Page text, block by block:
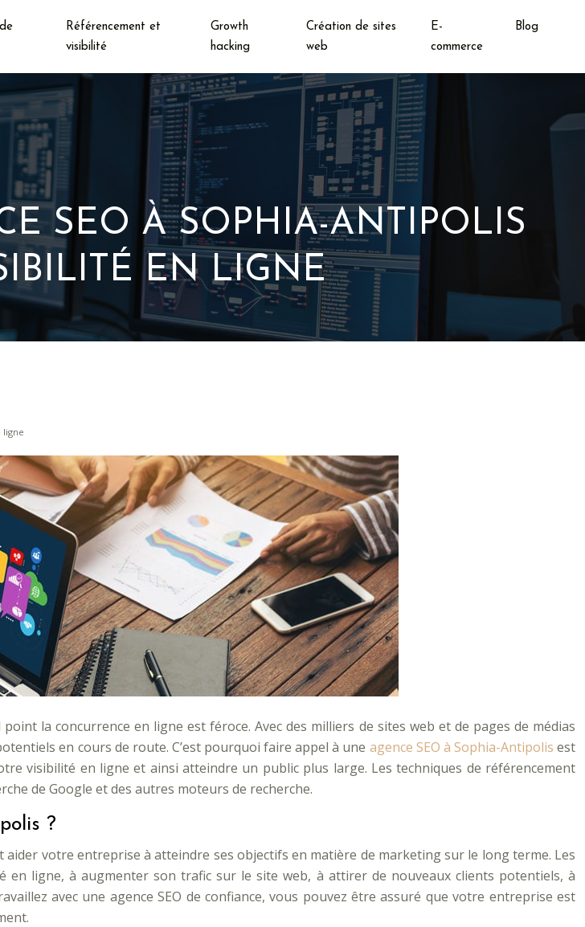
Référencement et
visibilité
Growth
hacking
Création de sites
web
E-
commerce
Blog
SEO À SOPHIA-ANTIPOLIS
EN LIGNE
ligne
la concurrence en ligne est féroce. Avec des milliers de sites web et de pages de médias
en cours de route. C’est pourquoi faire appel à une agence SEO à Sophia-Antipolis est
visibilité en ligne et ainsi atteindre un public plus large. Les techniques de référencement
de Google et des autres moteurs de recherche.
?
votre entreprise à atteindre ses objectifs en matière de marketing sur le long terme. Les
ligne, à augmenter son trafic sur le site web, à attirer de nouveaux clients potentiels, à
avec une agence SEO de confiance, vous pouvez être assuré que votre entreprise est